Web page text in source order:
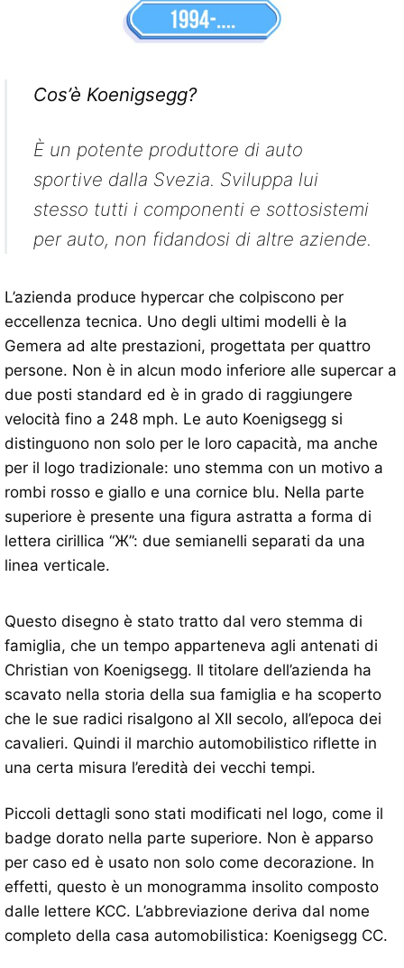
Cos’è Koenigsegg?
È un potente produttore di auto
sportive dalla Svezia. Sviluppa lui
stesso tutti i componenti e sottosistemi
per auto, non fidandosi di altre aziende.
L’azienda produce hypercar che colpiscono per
eccellenza tecnica. Uno degli ultimi modelli è la
Gemera ad alte prestazioni, progettata per quattro
persone. Non è in alcun modo inferiore alle supercar a
due posti standard ed è in grado di raggiungere
velocità fino a 248 mph. Le auto Koenigsegg si
distinguono non solo per le loro capacità, ma anche
per il logo tradizionale: uno stemma con un motivo a
rombi rosso e giallo e una cornice blu. Nella parte
superiore è presente una figura astratta a forma di
lettera cirillica “Ж”: due semianelli separati da una
linea verticale.
Questo disegno è stato tratto dal vero stemma di
famiglia, che un tempo apparteneva agli antenati di
Christian von Koenigsegg. Il titolare dell’azienda ha
scavato nella storia della sua famiglia e ha scoperto
che le sue radici risalgono al XII secolo, all’epoca dei
cavalieri. Quindi il marchio automobilistico riflette in
una certa misura l’eredità dei vecchi tempi.
Piccoli dettagli sono stati modificati nel logo, come il
badge dorato nella parte superiore. Non è apparso
per caso ed è usato non solo come decorazione. In
effetti, questo è un monogramma insolito composto
dalle lettere KCC. L’abbreviazione deriva dal nome
completo della casa automobilistica: Koenigsegg CC.